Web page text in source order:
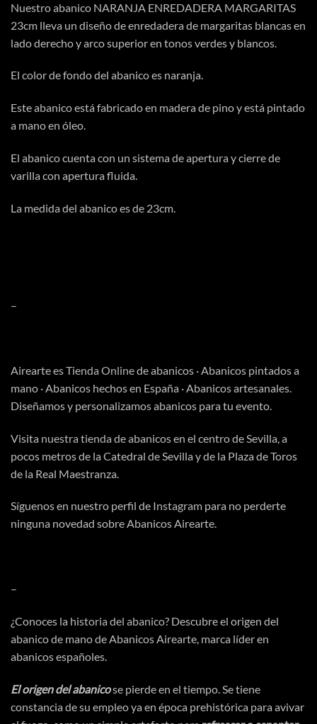
Nuestro abanico NARANJA ENREDADERA MARGARITAS
23cm lleva un diseño de enredadera de margaritas blancas en
lado derecho y arco superior en tonos verdes y blancos.
El color de fondo del abanico es naranja.
Este abanico está fabricado en madera de pino y está pintado
a mano en óleo.
El abanico cuenta con un sistema de apertura y cierre de
varilla con apertura fluida.
La medida del abanico es de 23cm.
–
Airearte esTienda Onlinede abanicos · Abanicos pintados a
mano · Abanicos hechos en España · Abanicos artesanales.
Diseñamos y personalizamos abanicos para tu evento.
Visita nuestra tienda de abanicos en el centro de Sevilla, a
pocos metros de la Catedral de Sevilla y de la Plaza de Toros
de la Real Maestranza.
Síguenos en nuestro perfil de Instagram para no perderte
ninguna novedad sobre Abanicos Airearte.
–
¿Conoces la historia del abanico? Descubre el origen del
abanico de mano de Abanicos Airearte, marca líder en
abanicos españoles.
El origen del abanicose pierde en el tiempo. Se tiene
constancia de su empleo ya en época prehistórica para avivar